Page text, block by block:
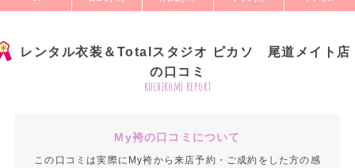
レンタル衣装＆Totalスタジオ ピカソ 尾道メイト店
の口コミ
kuchikomi report
My袴の口コミについて
この口コミは実際にMy袴から来店予約・ご成約をした方の感